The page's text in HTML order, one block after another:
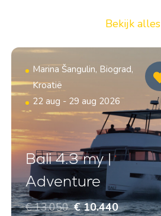
Bekijk alles
Marina Šangulin, Biograd,
Kroatië
22 aug - 29 aug 2026
Bali 4.3 my |
Adventure
€ 13.050 € 10.440